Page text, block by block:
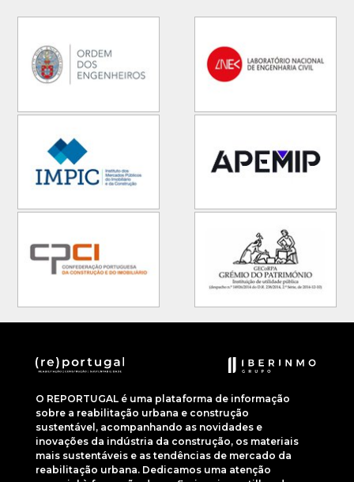
O REPORTUGAL é uma plataforma de informação
sobre a reabilitação urbana e construção
sustentável, acompanhando as novidades e
inovações da indústria da construção, os materiais
mais sustentáveis e as tendências de mercado da
reabilitação urbana. Dedicamos uma atenção